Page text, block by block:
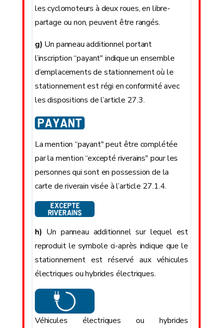
les cyclomoteurs à deux roues, en libre-
partage ou non, peuvent être rangés.
g) Un panneau additionnel portant
l’inscription “payant" indique un ensemble
d’emplacements de stationnement où le
stationnement est régi en conformité avec
les dispositions de l’article 27.3.
La mention “payant" peut être complétée
par la mention “excepté riverains" pour les
personnes qui sont en possession de la
carte de riverain visée à l’article 27.1.4.
h) Un panneau additionnel sur lequel est
reproduit le symbole ci-après indique que le
stationnement est réservé aux véhicules
électriques ou hybrides électriques.
Véhicules électriques ou hybrides